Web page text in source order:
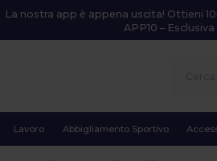
La nostra app è appena uscita! Ottieni
APP10 – Esclusiva
Lavoro Abbigliamento Sportivo